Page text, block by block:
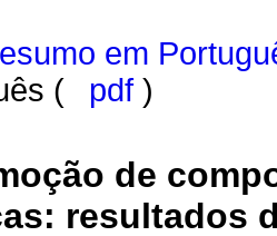
em
(
pdf )
de
: resultados